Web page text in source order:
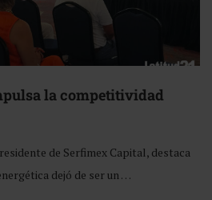
la competitividad
de Serfimex Capital, destaca
dejó de ser un …